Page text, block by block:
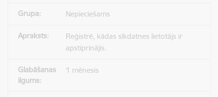
Nepieciešams
Reģistrē, kādas sīkdatnes lietotājs ir
apstiprinājis.
1 mēnesis